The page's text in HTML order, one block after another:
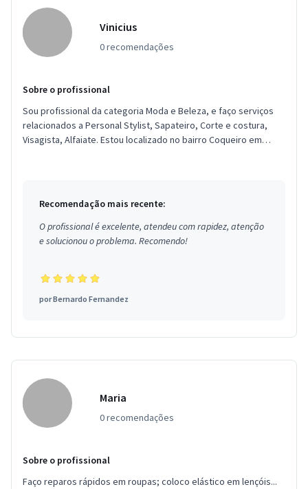
Vinicius
0 recomendações
Sobre o profissional
Sou profissional da categoria Moda e Beleza, e faço serviços
relacionados a Personal Stylist, Sapateiro, Corte e costura,
Visagista, Alfaiate. Estou localizado no bairro Coqueiro em
Recomendação mais recente:
O profissional é excelente, atendeu com rapidez, atenção
e solucionou o problema. Recomendo!
porBernardo Fernandez
Maria
0 recomendações
Sobre o profissional
Faço reparos rápidos em roupas; coloco elástico em lençóis...